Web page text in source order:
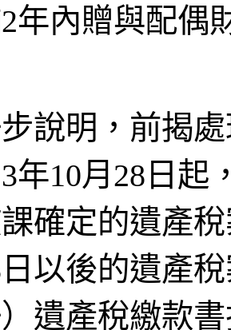
年內贈與配偶
說明，前揭
年10月28日
確定的遺產
以後的遺產
遺產稅繳款